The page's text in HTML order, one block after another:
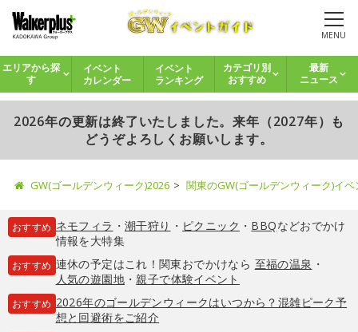
MENU
エリアから探
す
イベント
カレンダー
イベント
ランキング
カテゴリ別
おすすめ
最新
ニュース
2026年の更新は終了いたしました。来年（2027年）も
どうぞよろしくお願いします。
GW(ゴールデンウィーク)2026 関東のGW(ゴールデンウィーク)イ
おすすめ ネモフィラ ・ 潮干狩り ・ ピクニック ・ BBQなどおでかけ
情報を大特集
おすすめ 連休の予定はこれ！関東おでかけなら 至福の温泉 ・
人気の遊園地・親子で体験イベント
おすすめ 2026年のゴールデンウィークはいつから？混雑ピーク予
想と回避術をご紹介